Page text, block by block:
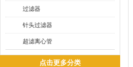
过滤器
针头过滤器
超滤离心管
点击更多分类